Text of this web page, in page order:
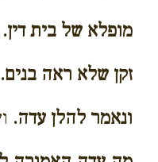
מופלא של בית דין.
זקן שלא ראה בנים.
ונאמר להלן עדה.